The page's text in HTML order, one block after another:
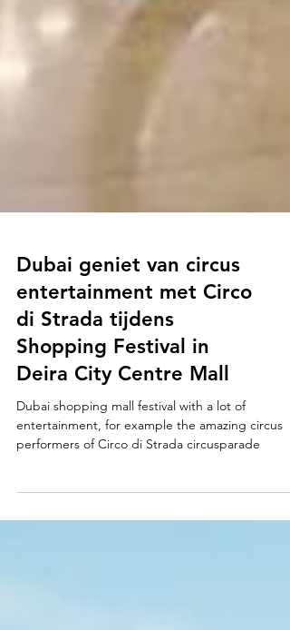
Dubai geniet van circus
entertainment met Circo
di Strada tijdens
Shopping Festival in
Deira City Centre Mall
Dubai shopping mall festival with a lot of